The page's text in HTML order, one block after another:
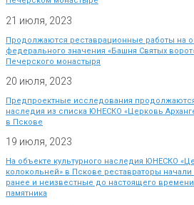
21 июля, 2023
Продолжаются реставрационные работы на
федерального значения «Башня Святых
Печерского монастыря
20 июля, 2023
Предпроектные исследования продолжаются
наследия из списка ЮНЕСКО «Церковь
в Пскове
19 июля, 2023
На объекте культурного наследия ЮНЕСКО
колокольней» в Пскове реставраторы
ранее и неизвестные до настоящего времени
памятника